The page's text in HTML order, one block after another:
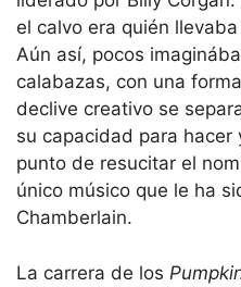
el calvo era quién
Aún así, pocos
calabazas, con una
declive creativo se
su capacidad para hacer
punto de resucitar el
único músico que le ha
Chamberlain.
La carrera de los